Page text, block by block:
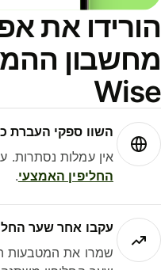
את
השוו ספקי העברת
אין עמלות נסתרות. עם Wise תמיד תקבלו את
החליפין האמצעי.
עקבו אחר שער
שמרו את המטבעות